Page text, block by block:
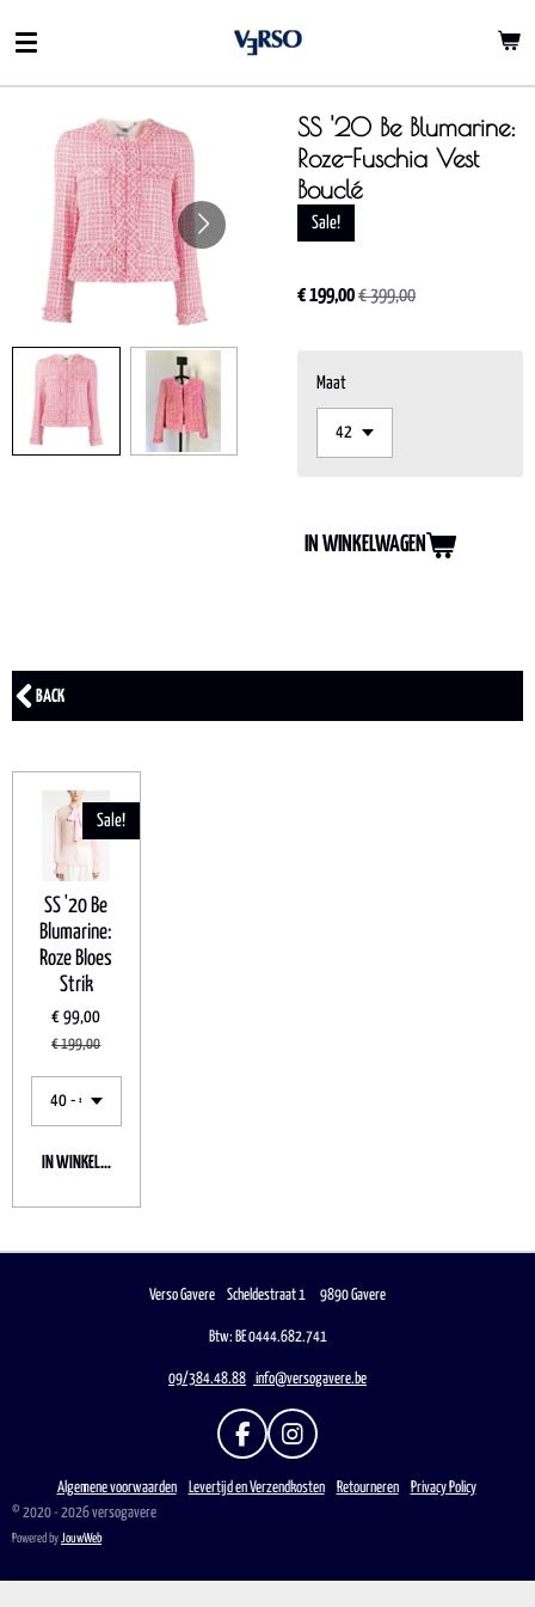
direct
naar
hoofdinhoud
SS '20 Be Blumarine:
Roze-Fuschia Vest
Bouclé
Sale!
€ 199,00€ 399,00
Maat
IN WINKELWAGEN
BACK
Sale!
SS '20 Be
Blumarine:
Roze Bloes
Strik
€ 99,00
€ 199,00
IN WINKELWAGEN
Verso Gavere Scheldestraat 1 9890 Gavere
Btw: BE 0444.682.741
09/384.48.88 info@versogavere.be
F
C
O
I
S
R
Algemene voorwaarden Levertijd en Verzendkosten Retourneren
Privacy Policy
© 2020 - 2026 versogavere
Powered by JouwWeb